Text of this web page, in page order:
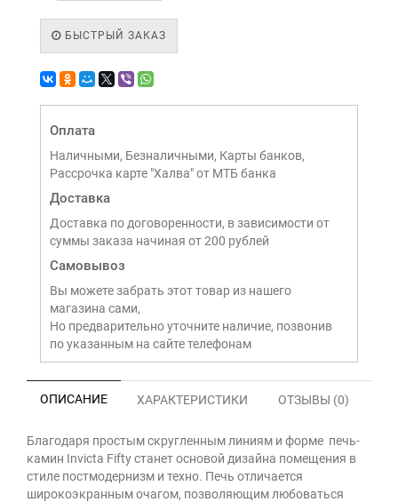
БЫСТРЫЙ ЗАКАЗ
Оплата
Наличными, Безналичными, Карты банков,
Рассрочка карте "Халва" от МТБ банка
Доставка
Доставка по договоренности, в зависимости от
суммы заказа начиная от 200 рублей
Самовывоз
Вы можете забрать этот товар из нашего
магазина сами,
Но предварительно уточните наличие, позвонив
по указанным на сайте телефонам
ОПИСАНИЕ ХАРАКТЕРИСТИКИ ОТЗЫВЫ (0)
Благодаря простым скругленным линиям и форме печь-
камин Invicta Fifty станет основой дизайна помещения в
стиле постмодернизм и техно. Печь отличается
широкоэкранным очагом, позволяющим любоваться